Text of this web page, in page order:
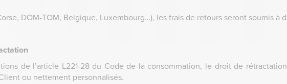
DOM-TOM, Belgique, Luxembourg…), les frais de retours seront soumis à
de l’article L221-28 du Code de la consommation, le droit de
ou nettement personnalisés.